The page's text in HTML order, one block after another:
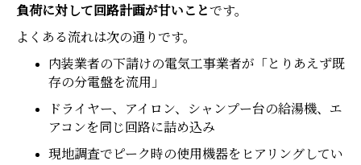
負荷に対して回路計画が甘いことです。
よくある流れは次の通りです。
内装業者の下請けの電気工事業者が「とりあえず既
存の分電盤を流用」
ドライヤー、アイロン、シャンプー台の給湯機、エ
アコンを同じ回路に詰め込み
現地調査でピーク時の使用機器をヒアリングしてい